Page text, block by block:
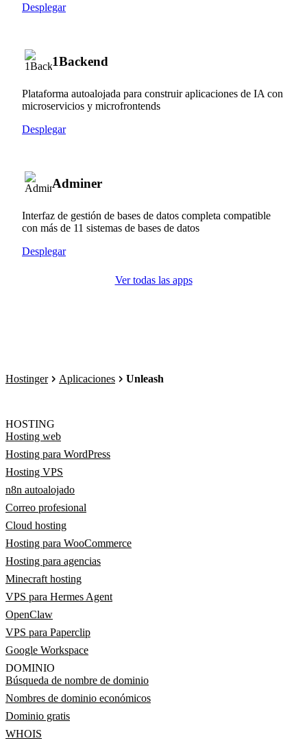
Desplegar
1Backend
Plataforma autoalojada para construir aplicaciones de IA con
microservicios y microfrontends
Desplegar
Adminer
Interfaz de gestión de bases de datos completa compatible
con más de 11 sistemas de bases de datos
Desplegar
Ver todas las apps
Hostinger Aplicaciones Unleash
HOSTING
Hosting web
Hosting para WordPress
Hosting VPS
n8n autoalojado
Correo profesional
Cloud hosting
Hosting para WooCommerce
Hosting para agencias
Minecraft hosting
VPS para Hermes Agent
OpenClaw
VPS para Paperclip
Google Workspace
DOMINIO
Búsqueda de nombre de dominio
Nombres de dominio económicos
Dominio gratis
WHOIS